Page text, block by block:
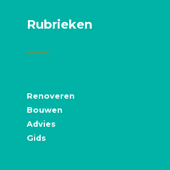
Rubrieken
Renoveren
Bouwen
Advies
Gids